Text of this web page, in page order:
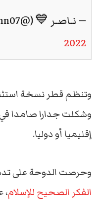
— نـاصـر 💙 (@enn07_)
2022
وتنظم قطر نسخة
وشكلت جدارا صامدا
إقليميا أو دوليا.
وحرصت الدوحة على
الفكر الصحيح للإسلام،